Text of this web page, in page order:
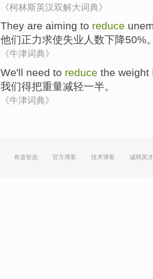
《柯林斯英汉双解大词典》
They are aiming to reduce
他们正力求使失业人数下降50%
《牛津词典》
We'll need to reduce the weight
我们得把重量减轻一半。
《牛津词典》
有道智选 官方博客 技术博客 诚聘英才